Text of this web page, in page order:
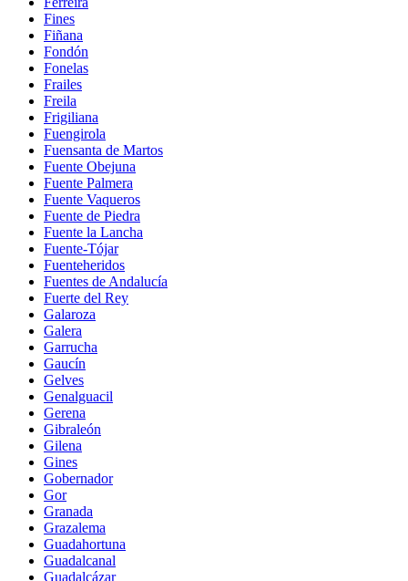
Fines
Fiñana
Fondón
Fonelas
Frailes
Freila
Frigiliana
Fuengirola
Fuensanta de Martos
Fuente Obejuna
Fuente Palmera
Fuente Vaqueros
Fuente de Piedra
Fuente la Lancha
Fuente-Tójar
Fuenteheridos
Fuentes de Andalucía
Fuerte del Rey
Galaroza
Galera
Garrucha
Gaucín
Gelves
Genalguacil
Gerena
Gibraleón
Gilena
Gines
Gobernador
Gor
Granada
Grazalema
Guadahortuna
Guadalcanal
Guadalcázar